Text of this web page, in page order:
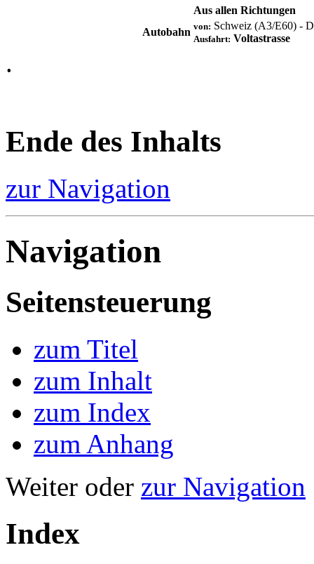
Aus allen Richtungen
Autobahn von: Schweiz (A3/E60) -
Ausfahrt: Voltastrasse
.
Ende des Inhalts
zur Navigation
Navigation
Seitensteuerung
zum Titel
zum Inhalt
zum Index
zum Anhang
Weiter oder zur Navigation
Index